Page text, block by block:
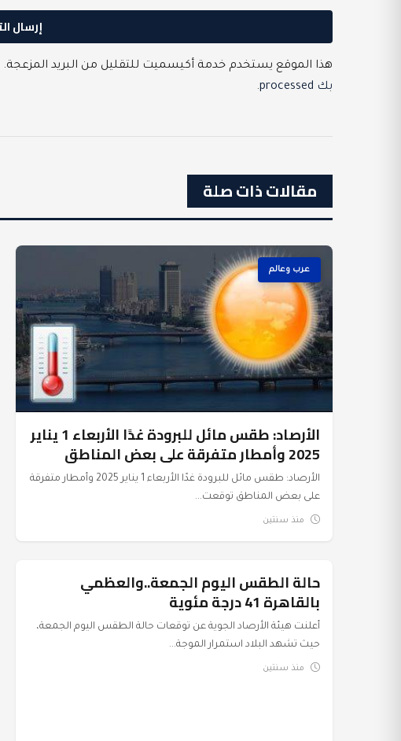
هذا الموقع يستخدم خدمة أكيسميت للتقليل من البريد المزعجة.
بك processed
.
مقالات ذات صلة
عرب وعالم
الأرصاد: طقس مائل للبرودة غدًا الأربعاء 1 يناير
2025 وأمطار متفرقة على بعض المناطق
الأرصاد: طقس مائل للبرودة غدًا الأربعاء 1 يناير 2025 وأمطار متفرقة
على بعض المناطق توقعت...
منذ سنتين
عرب وعالم
حالة الطقس اليوم الجمعة..والعظمي
بالقاهرة 41 درجة مئوية
أعلنت هيئة الأرصاد الجوية عن توقعات حالة الطقس اليوم الجمعة،
حيث تشهد البلاد استمرار الموجة...
منذ سنتين